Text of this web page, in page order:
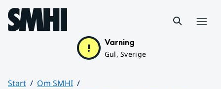
Hoppa till sidans innehåll
Varning
Gul, Sverige
Start
Om SMHI